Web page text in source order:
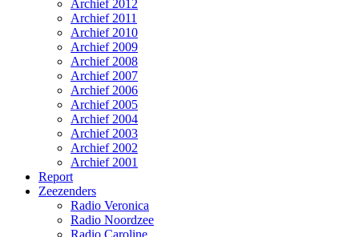
Archief 2012
Archief 2011
Archief 2010
Archief 2009
Archief 2008
Archief 2007
Archief 2006
Archief 2005
Archief 2004
Archief 2003
Archief 2002
Archief 2001
Report
Zeezenders
Radio Veronica
Radio Noordzee
Radio Caroline